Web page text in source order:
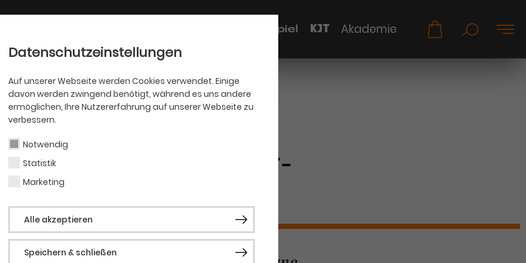
Datenschutzeinstellungen
Auf unserer Webseite werden Cookies verwendet. Einige
davon werden zwingend benötigt, während es uns andere
ermöglichen, Ihre Nutzererfahrung auf unserer Webseite zu
verbessern.
Notwendig
Statistik
Marketing
Alle akzeptieren
Speichern & schließen
Schauspiel KJT Akademie
in der Wagner-